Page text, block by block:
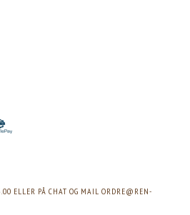
ELLER PÅ CHAT OG MAIL ORDRE@REN-